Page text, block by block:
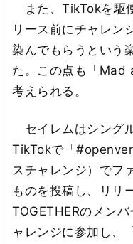
また、TikTokを駆
リース前にチャレン
染んでもらうという
た。この点も「Mad
考えられる。
セイレムはシング
TikTokで「
スチャレンジ）でフ
ものを投稿し、リリ
TOGETHERのメン
ャレンジに参加し